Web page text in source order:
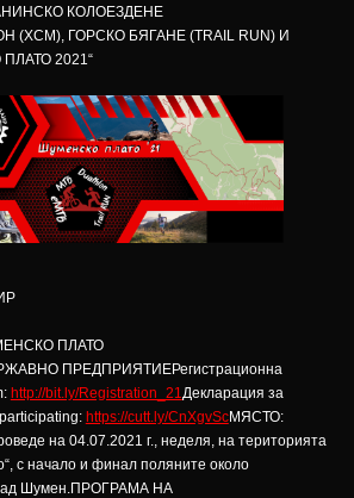
КОЛОЕЗДЕНЕ
(XCM), ГОРСКО БЯГАНЕ (TRAIL RUN) И
2021“
ПЛАТО
ПРЕДПРИЯТИЕРегистрационна
http://bit.ly/Registration_21Декларация за
https://cutt.ly/CnXgvScМЯСТО:
на 04.07.2021 г., неделя, на територията
с начало и финал поляните около
Шумен.ПРОГРАМА НА